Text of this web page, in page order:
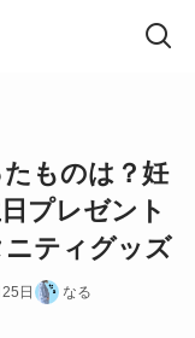
ものは？妊
プレゼント
ティグッズ
日 なる